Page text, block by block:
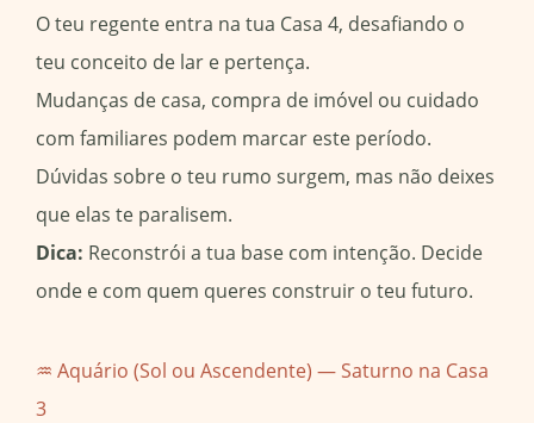
O teu regente entra na tua Casa 4, desafiando o
teu conceito de lar e pertença.
Mudanças de casa, compra de imóvel ou cuidado
com familiares podem marcar este período.
Dúvidas sobre o teu rumo surgem, mas não deixes
que elas te paralisem.
Dica: Reconstrói a tua base com intenção. Decide
onde e com quem queres construir o teu futuro.
♒ Aquário (Sol ou Ascendente) — Saturno na Casa
3